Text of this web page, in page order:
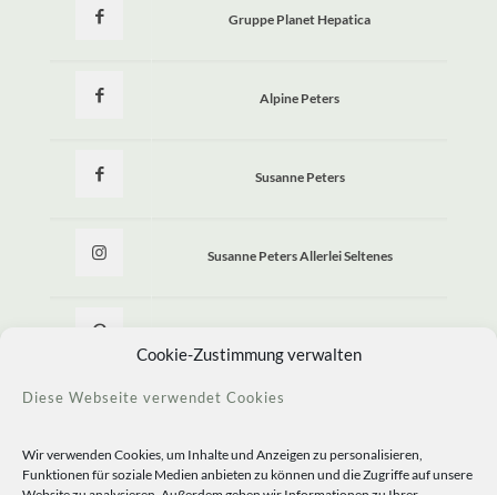
Cookie-Zustimmung verwalten
Diese Webseite verwendet Cookies
Wir verwenden Cookies, um Inhalte und Anzeigen zu personalisieren,
Funktionen für soziale Medien anbieten zu können und die Zugriffe auf unsere
Gruppe Planet Hepatica
Alpine Peters
Susanne Peters
Susanne Peters Allerlei Seltenes